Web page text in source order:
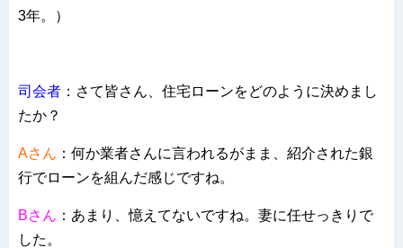
3年。）
司会者 ：さて皆さん、住宅ローンをどのように決めまし
たか？
Aさん ：何か業者さんに言われるがまま、紹介された銀
行でローンを組んだ感じですね。
Bさん ：あまり、憶えてないですね。妻に任せっきりで
した。